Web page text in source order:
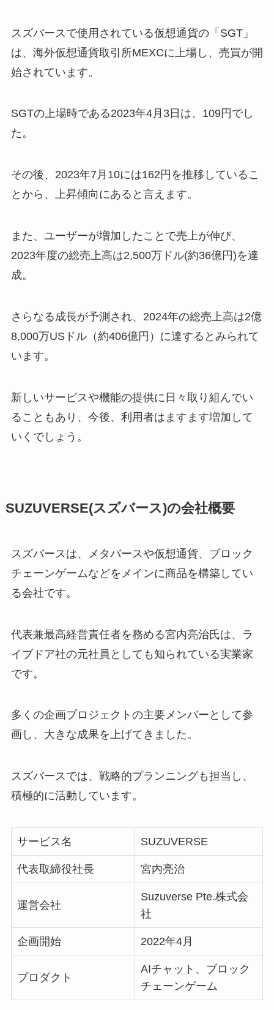
スズバースで使用されている仮想通貨の「SGT」
は、海外仮想通貨取引所MEXCに上場し、売買が開
始されています。
SGTの上場時である2023年4月3日は、109円でし
た。
その後、2023年7月10には162円を推移しているこ
とから、上昇傾向にあると言えます。
また、ユーザーが増加したことで売上が伸び、
2023年度の総売上高は2,500万ドル(約36億円)を達
成。
さらなる成長が予測され、2024年の総売上高は2億
8,000万USドル（約406億円）に達するとみられて
います。
新しいサービスや機能の提供に日々取り組んでい
ることもあり、今後、利用者はますます増加して
いくでしょう。
SUZUVERSE(スズバース)の会社概要
スズバースは、メタバースや仮想通貨、ブロック
チェーンゲームなどをメインに商品を構築してい
る会社です。
代表兼最高経営責任者を務める宮内亮治氏は、ラ
イブドア社の元社員としても知られている実業家
です。
多くの企画プロジェクトの主要メンバーとして参
画し、大きな成果を上げてきました。
スズバースでは、戦略的プランニングも担当し、
積極的に活動しています。
サービス名 SUZUVERSE
代表取締役社長 宮内亮治
運営会社
Suzuverse Pte.株式会
社
企画開始 2022年4月
プロダクト
AIチャット、ブロック
チェーンゲーム